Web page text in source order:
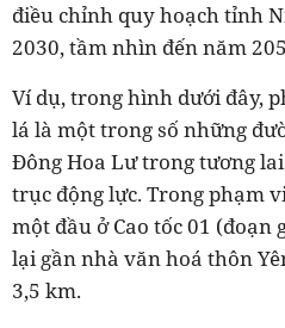
điều chỉnh quy hoạch tỉnh
2030, tầm nhìn đến năm
Ví dụ, trong hình dưới đây,
lá là một trong số những
Đông Hoa Lư trong tương
trục động lực. Trong phạm
một đầu ở Cao tốc 01 (đoạn
lại gần nhà văn hoá thôn
3,5 km.